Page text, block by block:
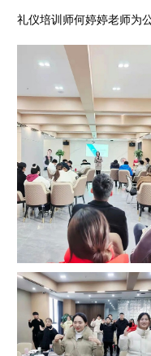
礼仪培训师何婷婷老师为